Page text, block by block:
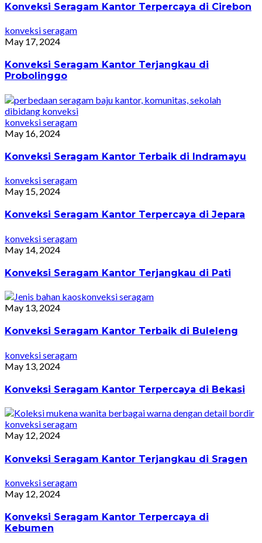
Konveksi Seragam Kantor Terpercaya di Cirebon
konveksi seragam
May 17, 2024
Konveksi Seragam Kantor Terjangkau di
Probolinggo
konveksi seragam
May 16, 2024
Konveksi Seragam Kantor Terbaik di Indramayu
konveksi seragam
May 15, 2024
Konveksi Seragam Kantor Terpercaya di Jepara
konveksi seragam
May 14, 2024
Konveksi Seragam Kantor Terjangkau di Pati
konveksi seragam
May 13, 2024
Konveksi Seragam Kantor Terbaik di Buleleng
konveksi seragam
May 13, 2024
Konveksi Seragam Kantor Terpercaya di Bekasi
konveksi seragam
May 12, 2024
Konveksi Seragam Kantor Terjangkau di Sragen
konveksi seragam
May 12, 2024
Konveksi Seragam Kantor Terpercaya di
Kebumen